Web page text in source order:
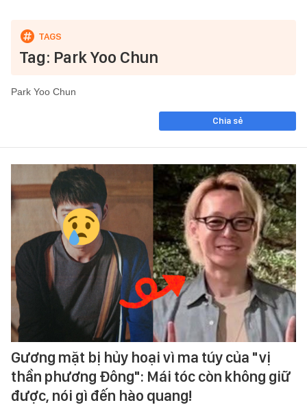
Tag: Park Yoo Chun
Park Yoo Chun
Chia sẻ
Gương mặt bị hủy hoại vì ma túy của "vị
thần phương Đông": Mái tóc còn không giữ
được, nói gì đến hào quang!